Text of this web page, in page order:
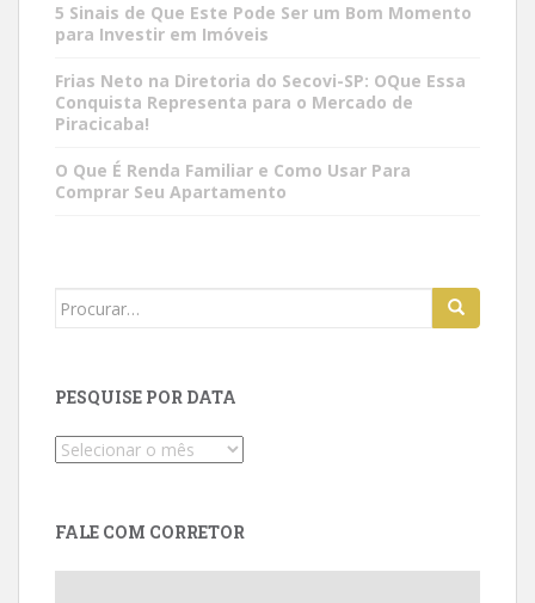
5 Sinais de Que Este Pode Ser um Bom Momento
para Investir em Imóveis
Frias Neto na Diretoria do Secovi-SP: OQue Essa
Conquista Representa para o Mercado de
Piracicaba!
O Que É Renda Familiar e Como Usar Para
Comprar Seu Apartamento
Search
PESQUISE POR DATA
Pesquise
FALE COM CORRETOR